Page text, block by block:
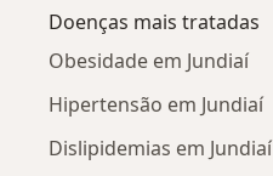
Doenças mais tratadas
Obesidade em Jundiaí
Hipertensão em Jundiaí
Dislipidemias em Jundiaí